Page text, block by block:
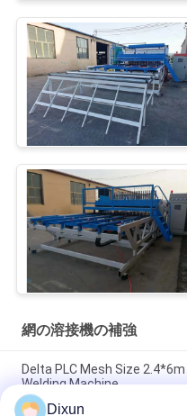
網の溶接機の補強
Delta PLC Mesh Size
Welding Machine
Dixun